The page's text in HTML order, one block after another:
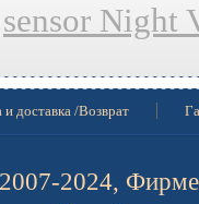
sensor Night
и доставка /Возврат
2007-2024,